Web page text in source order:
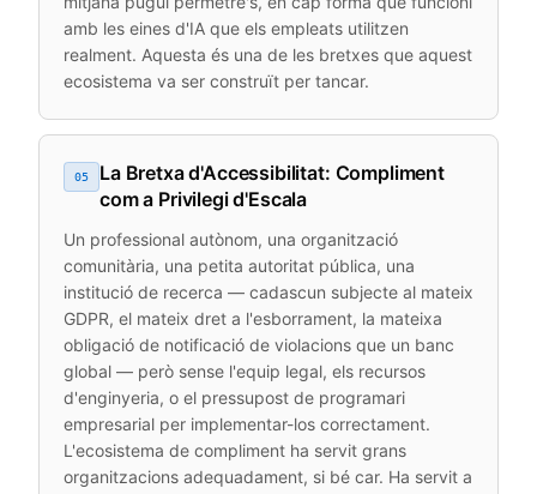
amb les eines d'IA que els empleats utilitzen
realment. Aquesta és una de les bretxes que aquest
ecosistema va ser construït per tancar.
05
La Bretxa d'Accessibilitat: Compliment
com a Privilegi d'Escala
Un professional autònom, una organització
comunitària, una petita autoritat pública, una
institució de recerca — cadascun subjecte al mateix
GDPR, el mateix dret a l'esborrament, la mateixa
obligació de notificació de violacions que un banc
global — però sense l'equip legal, els recursos
d'enginyeria, o el pressupost de programari
empresarial per implementar-los correctament.
L'ecosistema de compliment ha servit grans
organitzacions adequadament, si bé car. Ha servit a